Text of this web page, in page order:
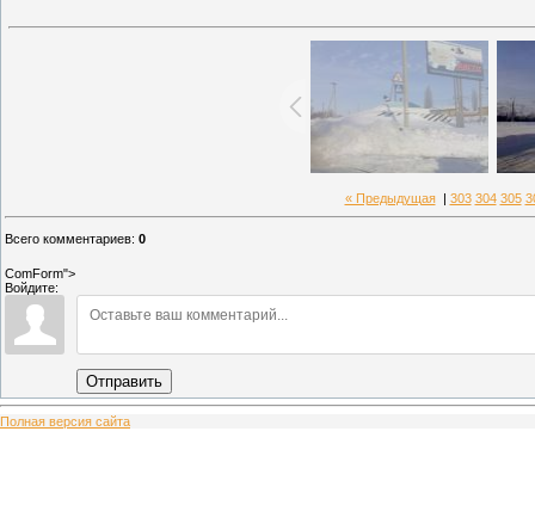
« Предыдущая| 303 304 305
Всего комментариев: 0
ComForm">
Войдите:
Отправить
Полная версия сайта